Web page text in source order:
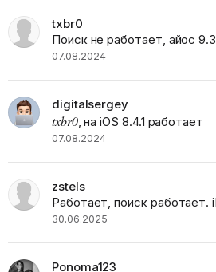
txbr0
Поиск не работает, айос
07.08.2024
digitalsergey
txbr0, на iOS 8.4.1 работает
07.08.2024
zstels
Работает, поиск работает.
30.06.2025
Ponoma123